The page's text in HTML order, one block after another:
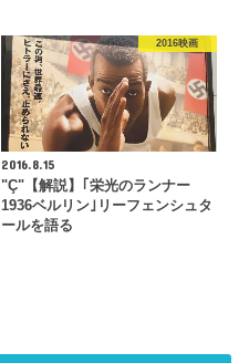
2016映画
2016.8.15
"Ç"【解説】｢栄光のランナー
1936ベルリン｣リーフェンシュタ
ールを語る